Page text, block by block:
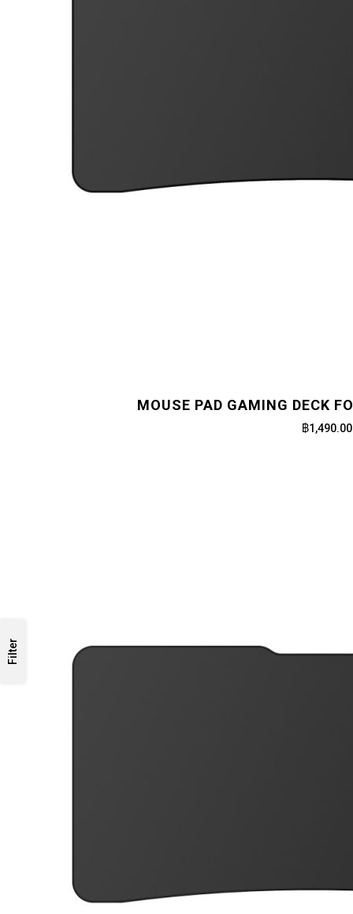
MOUSE PAD GAMING DECK
฿1,490.00
Filter